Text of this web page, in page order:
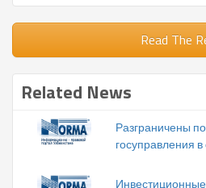
Read The
Related News
Разграничены
госуправления